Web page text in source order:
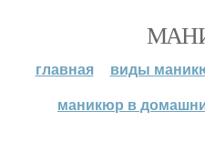
главная виды
маникюр в